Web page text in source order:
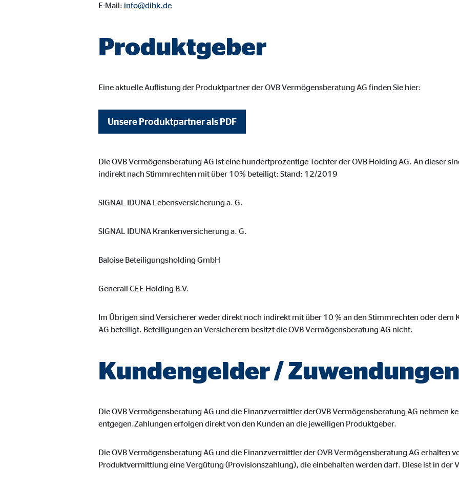
E-Mail: info@dihk.de
Produktgeber
Eine aktuelle Auflistung der Produktpartner der OVB Vermögensberatung AG finden Sie hier:
Unsere Produktpartner als PDF
Die OVB Vermögensberatung AG ist eine hundertprozentige Tochter der OVB Holding AG. An dieser
indirekt nach Stimmrechten mit über 10% beteiligt: Stand: 12/2019
SIGNAL IDUNA Lebensversicherung a. G.
SIGNAL IDUNA Krankenversicherung a. G.
Baloise Beteiligungsholding GmbH
Generali CEE Holding B.V.
Im Übrigen sind Versicherer weder direkt noch indirekt mit über 10 % an den Stimmrechten oder dem
AG beteiligt. Beteiligungen an Versicherern besitzt die OVB Vermögensberatung AG nicht.
Kundengelder / Zuwendungen
Die OVB Vermögensberatung AG und die Finanzvermittler derOVB Vermögensberatung AG nehmen
entgegen.Zahlungen erfolgen direkt von den Kunden an die jeweiligen Produktgeber.
Die OVB Vermögensberatung AG und die Finanzvermittler der OVB Vermögensberatung AG erhalten
Produktvermittlung eine Vergütung (Provisionszahlung), die einbehalten werden darf. Diese ist in der